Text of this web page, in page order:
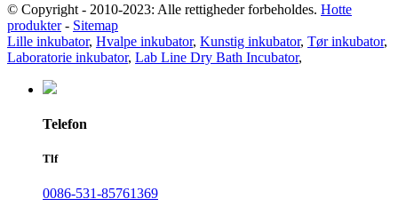
© Copyright - 2010-2023: Alle rettigheder forbeholdes. Hotte
produkter- Sitemap
Lille inkubator, Hvalpe inkubator, Kunstig inkubator, Tør inkubator,
Laboratorie inkubator, Lab Line Dry Bath Incubator,
Telefon
Tlf
0086-531-85761369